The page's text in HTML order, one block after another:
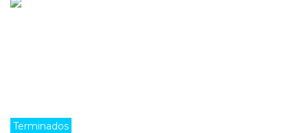
Terminados